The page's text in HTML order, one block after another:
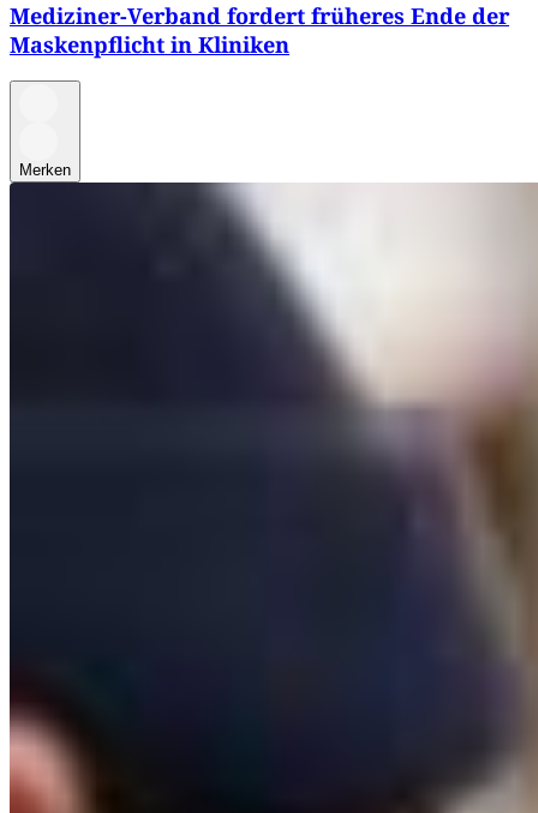
Mediziner-Verband fordert früheres Ende der
Maskenpflicht in Kliniken
Merken